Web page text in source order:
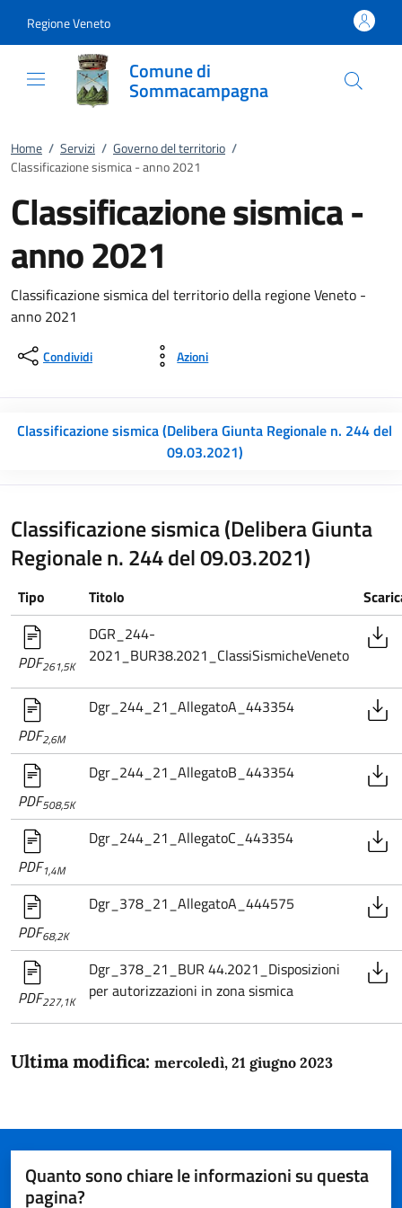
Regione Veneto
Comune di
Sommacampagna
Home / Servizi / Governo del territorio /
Classificazione sismica - anno 2021
Classificazione sismica -
anno 2021
Classificazione sismica del territorio della regione Veneto -
anno 2021
Condividi Azioni
Classificazione sismica (Delibera Giunta Regionale n. 244 del
09.03.2021)
Classificazione sismica (Delibera Giunta
Regionale n. 244 del 09.03.2021)
Tipo Titolo
PDF261,5K
DGR_244-
2021_BUR38.2021_ClassiSismicheVeneto
PDF2,6M
Dgr_244_21_AllegatoA_443354
PDF508,5K
Dgr_244_21_AllegatoB_443354
PDF1,4M
Dgr_244_21_AllegatoC_443354
PDF68,2K
Dgr_378_21_AllegatoA_444575
PDF227,1K
Dgr_378_21_BUR 44.2021_Disposizioni
per autorizzazioni in zona sismica
Ultima modifica: mercoledì, 21 giugno 2023
Quanto sono chiare le informazioni su questa
pagina?